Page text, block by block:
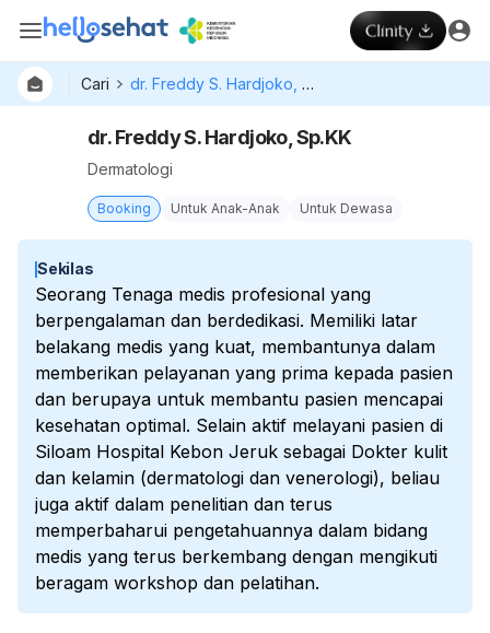
Cari dr. Freddy S. Hardjoko, Sp.KK
dr. Freddy S. Hardjoko, Sp.KK
Dermatologi
Booking Untuk Anak-Anak Untuk Dewasa
Sekilas
Seorang Tenaga medis profesional yang
berpengalaman dan berdedikasi. Memiliki latar
belakang medis yang kuat, membantunya dalam
memberikan pelayanan yang prima kepada pasien
dan berupaya untuk membantu pasien mencapai
kesehatan optimal. Selain aktif melayani pasien di
Siloam Hospital Kebon Jeruk sebagai Dokter kulit
dan kelamin (dermatologi dan venerologi), beliau
juga aktif dalam penelitian dan terus
memperbaharui pengetahuannya dalam bidang
medis yang terus berkembang dengan mengikuti
beragam workshop dan pelatihan.